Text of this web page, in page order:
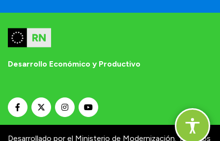
Desarrollo Económico y Productivo
Desarrollado por el Ministerio de Modernización. Términos